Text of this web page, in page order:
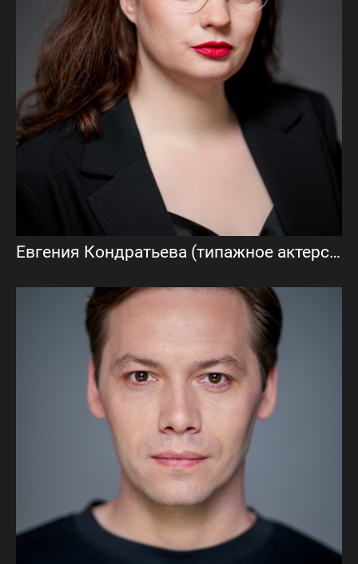
Евгения Кондратьева (типажное актерское портфолио)